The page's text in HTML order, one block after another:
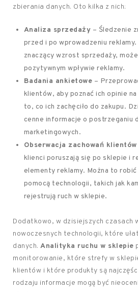
zbierania danych. Oto kilka z nich:
Analiza sprzedaży – Śledzenie
przed i po wprowadzeniu
znaczący wzrost sprzedaży,
pozytywnym wpływie reklamy.
Badania ankietowe –
klientów, aby poznać ich opinie
to, co ich zachęciło do zakupu.
cenne informacje o postrzeganiu
marketingowych.
Obserwacja zachowań klientów
klienci poruszają się po sklepie i
elementy reklamy. Można to
pomocą technologii, takich jak
rejestrują ruch w sklepie.
Dodatkowo, w dzisiejszych czasach
nowoczesnych technologii, które
danych. Analityka ruchu w sklepie
monitorowanie, które strefy w
klientów i które produkty są
rodzaju informacje mogą być